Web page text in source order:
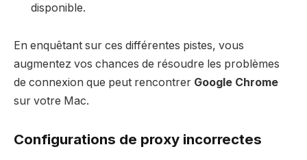
disponible.
En enquêtant sur ces différentes pistes, vous
augmentez vos chances de résoudre les problèmes
de connexion que peut rencontrer Google Chrome
sur votre Mac.
Configurations de proxy incorrectes